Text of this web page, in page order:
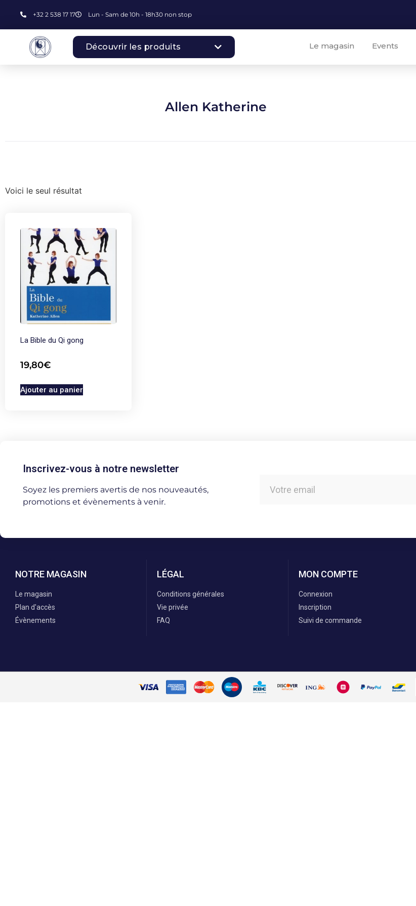
+32 2 538 17 17 Lun - Sam de 10h - 18h30 non stop
Découvrir les produits Le magasin Events
Allen Katherine
Voici le seul résultat
La Bible du Qi gong
19,80€
Ajouter au panier
Inscrivez-vous à notre newsletter
Soyez les premiers avertis de nos nouveautés,
promotions et évènements à venir.
NOTRE MAGASIN
Le magasin
Plan d'accès
Évènements
LÉGAL
Conditions générales
Vie privée
FAQ
MON COMPTE
Connexion
Inscription
Suivi de commande